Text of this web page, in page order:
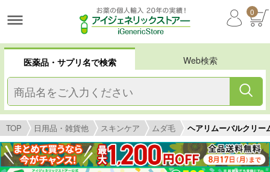
0
医薬品・サプリ名で検索 Web検索
TOP 日用品・雑貨他 スキンケア ムダ毛 ヘアリムーバルクリー